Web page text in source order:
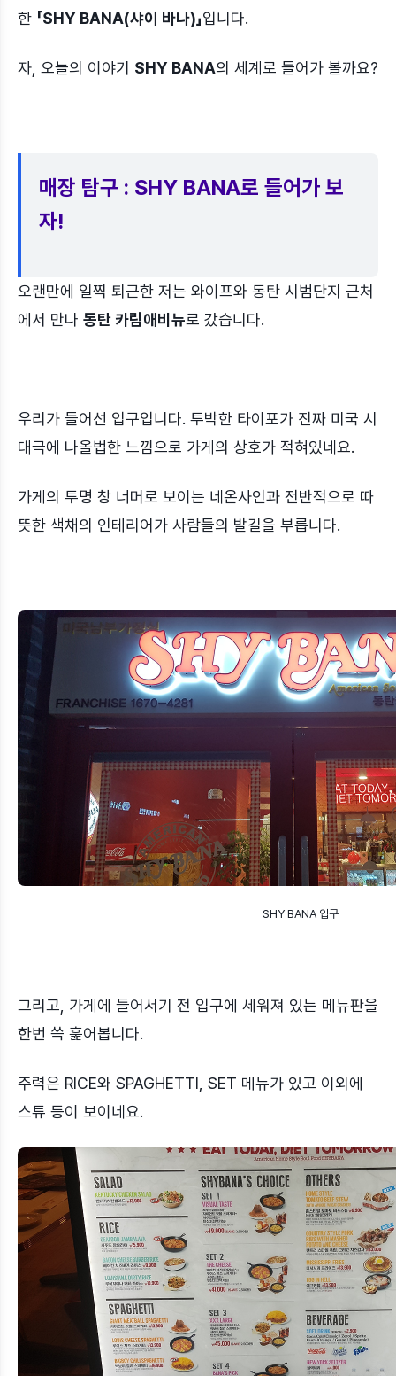
한 「SHY BANA(샤이 바나)」입니다.
자, 오늘의 이야기 SHY BANA의 세계로 들어가 볼까요?
매장 탐구 : SHY BANA로 들어가 보
자!
오랜만에 일찍 퇴근한 저는 와이프와 동탄 시범단지 근처
에서 만나 동탄 카림애비뉴로 갔습니다.
우리가 들어선 입구입니다. 투박한 타이포가 진짜 미국 시
대극에 나올법한 느낌으로 가게의 상호가 적혀있네요.
가게의 투명 창 너머로 보이는 네온사인과 전반적으로 따
뜻한 색채의 인테리어가 사람들의 발길을 부릅니다.
SHY BANA 입구
그리고, 가게에 들어서기 전 입구에 세워져 있는 메뉴판을
한번 쓱 훑어봅니다.
주력은 RICE와 SPAGHETTI, SET 메뉴가 있고 이외에
스튜 등이 보이네요.